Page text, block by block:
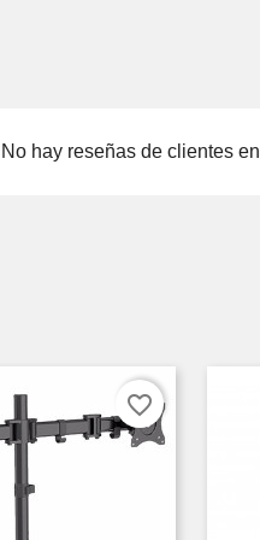
No hay reseñas de clientes
favorite_border